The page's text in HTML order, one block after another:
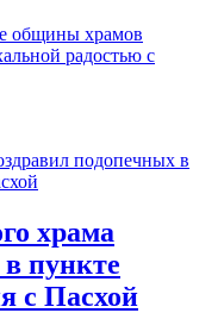
общины храмов
радостью с
храма
пункте
с Пасхой